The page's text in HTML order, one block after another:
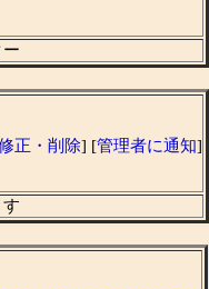
正・削除] [管理者に通知]